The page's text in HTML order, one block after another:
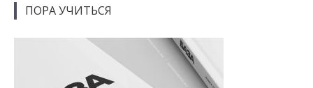
ПОРА УЧИТЬСЯ